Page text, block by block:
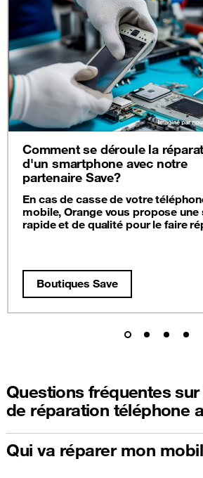
Comment se déroule la
d'un smartphone avec notre
partenaire Save?
En cas de casse de votre
mobile, Orange vous propose
rapide et de qualité pour le faire
Boutiques Save
Questions fréquentes
de réparation téléphone
Qui va réparer mon